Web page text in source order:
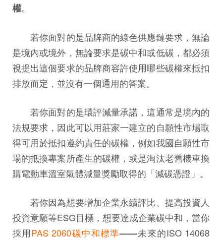
權。
若你面對的是品牌商的綠色供應鏈要求，無論
是境內或境外，無論要求是碳中和或低碳，都必須
視提出這個要求的品牌商容許使用哪些碳權來抵扣
排放而定，並沒有一個通用的答案。
若你面對的是環評減量承諾，這通常是境內的
法規要求，因此可以用莊家一建立的自願性市場取
得可用於抵扣遵約責任的碳權，例如我國自願性市
場的抵換專案所產生的碳權，或是淘汰老舊機車換
購電動車溫室氣體減量獎勵取得的「減碳憑證」。
若你因為想要增加企業永續評比、提高投資人
投資意願等ESG目標，想要達成企業碳中和，當你
採用PAS 2060碳中和標準——未來的ISO 14068